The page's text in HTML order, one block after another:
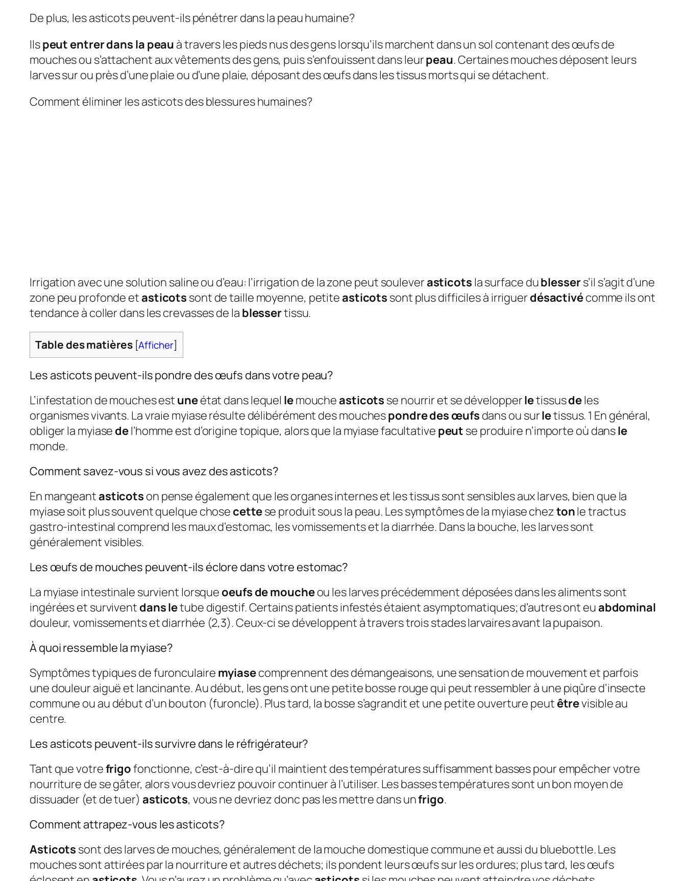
De plus, les asticots peuvent-ils pénétrer dans la peau humaine?
Ilspeut entrer dans la peau à travers les pieds nus des gens lorsqu’ils marchent dans un sol contenant des œufs de
mouches ou s’attachent aux vêtements des gens, puis s’enfouissent dans leurpeau. Certaines mouches déposent leurs
larves sur ou près d’une plaie ou d’une plaie, déposant des œufs dans les tissus morts qui se détachent.
Comment éliminer les asticots des blessures humaines?
Irrigation avec une solution saline ou d’eau: l’irrigation de la zone peut souleverasticots la surface dublessers’il s’agit d’une
zone peu profonde etasticots sont de taille moyenne, petiteasticots sont plus difficiles à irriguer désactivécomme ils ont
tendance à coller dans les crevasses de la blessertissu.
Table des matières [Afficher]
Les asticots peuvent-ils pondre des œufs dans votre peau?
L’infestation de mouches est uneétat dans lequel lemoucheasticots se nourrir et se développerletissusdeles
organismes vivants. La vraie myiase résulte délibérément des mouchespondre des œufs dans ou surletissus. 1 En général,
obliger la myiase del’homme est d’origine topique, alors que la myiase facultative peut se produire n’importe où dansle
monde.
Comment savez-vous si vous avez des asticots?
En mangeantasticots on pense également que les organes internes et les tissus sont sensibles aux larves, bien que la
myiase soit plus souvent quelque chose cettese produit sous la peau. Les symptômes de la myiase cheztonle tractus
gastro-intestinal comprend les maux d’estomac, les vomissements et la diarrhée. Dans la bouche, les larves sont
généralement visibles.
Les œufs de mouches peuvent-ils éclore dans votre estomac?
La myiase intestinale survient lorsque oeufs de moucheou les larves précédemment déposées dans les aliments sont
ingérées et survivent dans letube digestif. Certains patients infestés étaient asymptomatiques; d’autres ont euabdominal
douleur, vomissements et diarrhée (2,3). Ceux-ci se développent à travers trois stades larvaires avant la pupaison.
À quoi ressemble la myiase?
Symptômes typiques de furonculaire myiasecomprennent des démangeaisons, une sensation de mouvement et parfois
une douleur aiguë et lancinante. Au début, les gens ont une petite bosse rouge qui peut ressembler à une piqûre d’insecte
commune ou au début d’un bouton (furoncle). Plus tard, la bosse s’agrandit et une petite ouverture peut êtrevisible au
centre.
Les asticots peuvent-ils survivre dans le réfrigérateur?
Tant que votrefrigofonctionne, c’est-à-dire qu’il maintient des températures suffisamment basses pour empêcher votre
nourriture de se gâter, alors vous devriez pouvoir continuer à l’utiliser. Les basses températures sont un bon moyen de
dissuader (et de tuer) asticots, vous ne devriez donc pas les mettre dans unfrigo.
Comment attrapez-vous les asticots?
Asticots sont des larves de mouches, généralement de la mouche domestique commune et aussi du bluebottle. Les
mouches sont attirées par la nourriture et autres déchets; ils pondent leurs œufs sur les ordures; plus tard, les œufs